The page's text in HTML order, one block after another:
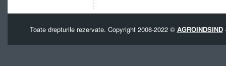
Toate drepturile rezervate. Copyright 2008-2022 © AGROINDSIND